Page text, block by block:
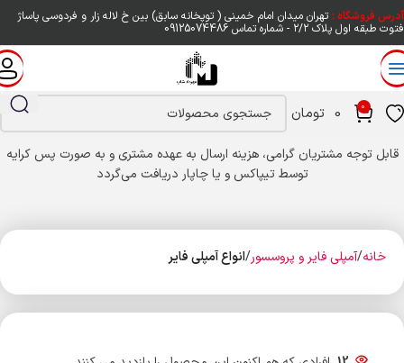
آدرس فروشگاه :تهران میدان امام خمینی ( توپخانه سابق) بین خ لاله زار و فردوسی پاساژ
فتوت طبقه اول پلاک ۲/۲ - شماره تماس 09125074486
0
0 تومان
قابل توجه مشتریان گرامی، هزینه ارسال به عهده مشتری و به صورت پس کرایه
توسط تیپاکس و یا چاپار دریافت می‌گردد
خانه آمپلی فایر و پروسسور انواع آمپلی فایر